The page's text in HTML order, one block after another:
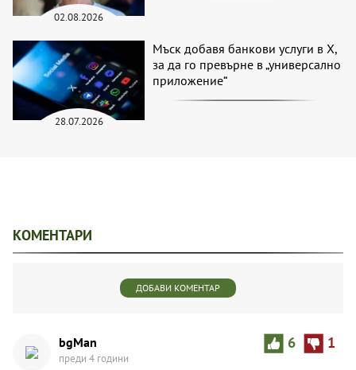
02.08.2026
28.07.2026
Мъск добавя банкови услуги в X,
за да го превърне в „универсално
приложение“
КОМЕНТАРИ
ДОБАВИ КОМЕНТАР
6 1
bgMan
преди 4 години